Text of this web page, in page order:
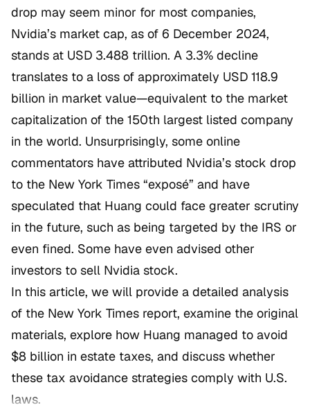
drop may seem minor for most companies,
Nvidia’s market cap, as of 6 December 2024,
stands at USD 3.488 trillion. A 3.3% decline
translates to a loss of approximately USD 118.9
billion in market value—equivalent to the market
capitalization of the 150th largest listed company
in the world. Unsurprisingly, some online
commentators have attributed Nvidia’s stock drop
to the New York Times “exposé” and have
speculated that Huang could face greater scrutiny
in the future, such as being targeted by the IRS or
even fined. Some have even advised other
investors to sell Nvidia stock.
In this article, we will provide a detailed analysis
of the New York Times report, examine the original
materials, explore how Huang managed to avoid
$8 billion in estate taxes, and discuss whether
these tax avoidance strategies comply with U.S.
laws.